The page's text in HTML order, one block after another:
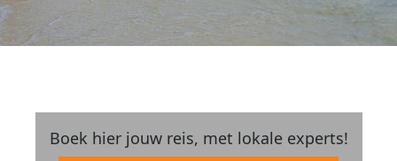
Boek hier jouw reis, met lokale experts!